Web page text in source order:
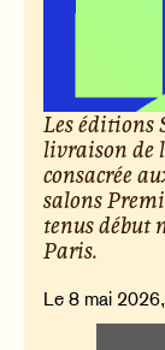
Les éditions
livraison de
consacrée
salons
tenus début
Paris.
Le 8 mai